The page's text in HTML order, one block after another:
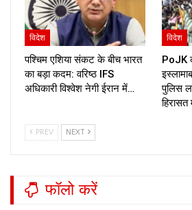
विदेश
पश्चिम एशिया संकट के बीच भारत
का बड़ा कदम: वरिष्ठ IFS
अधिकारी विश्वेश नेगी ईरान में…
विदेश
PoJK
पुलिस
PREV NEXT
फॉलो करें